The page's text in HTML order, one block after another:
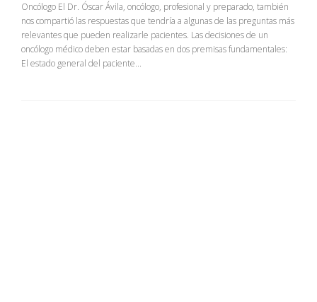
Oncólogo El Dr. Óscar Ávila, oncólogo, profesional y preparado, también
nos compartió las respuestas que tendría a algunas de las preguntas más
relevantes que pueden realizarle pacientes. Las decisiones de un
oncólogo médico deben estar basadas en dos premisas fundamentales:
El estado general del paciente...